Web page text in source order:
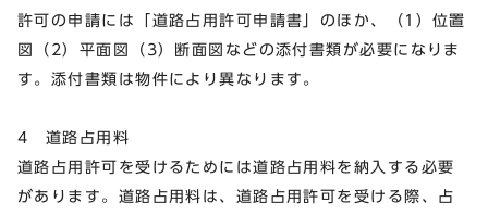
許可の申請には「道路占用許可申請書」のほか、（1）位置
図（2）平面図（3）断面図などの添付書類が必要になりま
す。添付書類は物件により異なります。
4 道路占用料
道路占用許可を受けるためには道路占用料を納入する必要
があります。道路占用料は、道路占用許可を受ける際、占